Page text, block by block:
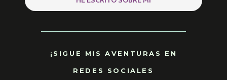
¡SIGUE MIS AVENTURAS EN
REDES SOCIALES